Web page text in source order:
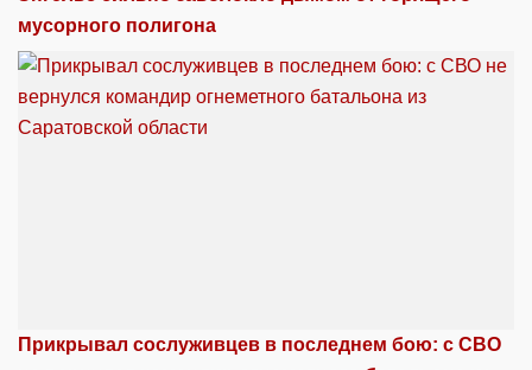
мусорного полигона
Прикрывал сослуживцев в последнем бою: с СВО